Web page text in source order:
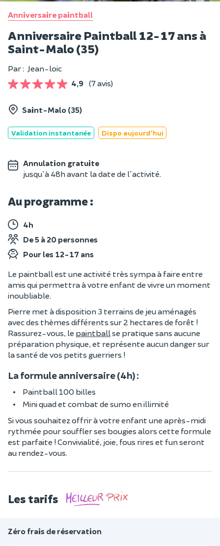
Anniversaire paintball
Anniversaire Paintball 12-17 ans à
Saint-Malo (35)
Par : Jean-loic
4,9 (7 avis)
Saint-Malo (35)
Validation instantanée Dispo aujourd'hui
Annulation gratuite
jusqu'à 48h avant la date de l'activité.
Au programme :
4h
De 5 à 20 personnes
Pour les 12-17 ans
Le paintball est une activité très sympa à faire entre
amis qui permettra à votre enfant de vivre un moment
inoubliable.
Pierre met à disposition 3 terrains de jeu aménagés
avec des thèmes différents sur 2 hectares de forêt !
Rassurez-vous, le paintballse pratique sans aucune
préparation physique, et représente aucun danger sur
la santé de vos petits guerriers !
La formule anniversaire (4h) :
Paintball 100 billes
Mini quad et combat de sumo en illimité
Si vous souhaitez offrir à votre enfant une après-midi
rythmée pour souffler ses bougies alors cette formule
est parfaite ! Convivialité, joie, fous rires et fun seront
au rendez-vous.
Les tarifs
Zéro frais de réservation